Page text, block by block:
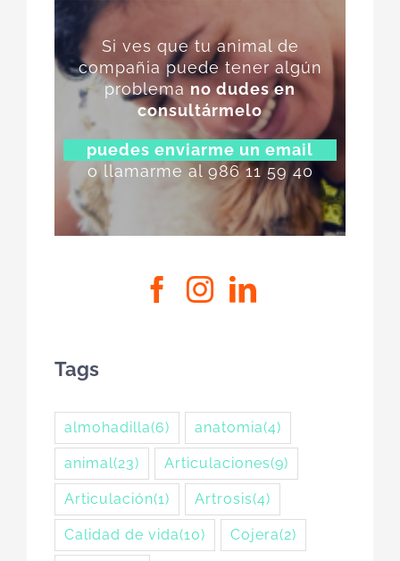
Si ves que tu animal de
compañia puede tener algún
problemano dudes en
consultármelo
puedes enviarme un email
o llamarme al 986 11 59 40
Tags
almohadilla(6) anatomia(4)
animal(23) Articulaciones(9)
Articulación(1) Artrosis(4)
Calidad de vida(10) Cojera(2)